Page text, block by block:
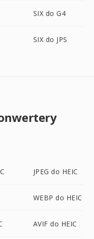
SIX do G4
SIX do JPS
JPEG do HEIC
WEBP do HEIC
AVIF do HEIC